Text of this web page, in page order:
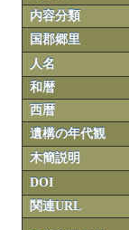
内容分類
国郡郷里
人名
和暦
西暦
遺構の年代観
木簡説明
DOI
関連URL